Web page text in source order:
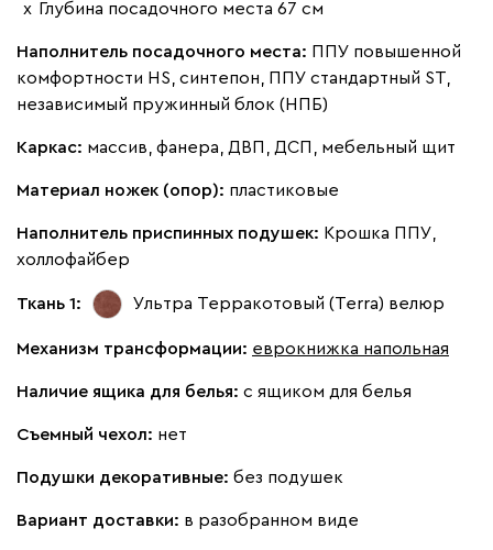
х Глубина посадочного места 67 см
Наполнитель посадочного места: ППУ повышенной
комфортности HS, синтепон, ППУ стандартный ST,
независимый пружинный блок (НПБ)
Каркас: массив, фанера, ДВП, ДСП, мебельный щит
Материал ножек (опор): пластиковые
Наполнитель приспинных подушек: Крошка ППУ,
холлофайбер
Ткань 1: Ультра Терракотовый (Terra) велюр
Механизм трансформации: еврокнижка напольная
Наличие ящика для белья: с ящиком для белья
Съемный чехол: нет
Подушки декоративные: без подушек
Вариант доставки: в разобранном виде